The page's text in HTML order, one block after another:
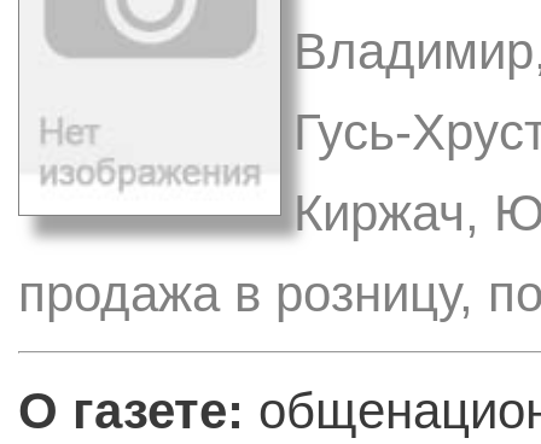
Гусь-
Киржач,
продажа в розницу,
О газете: